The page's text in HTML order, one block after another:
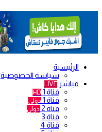
الرئيسية
سياسة الخصوصية
مباشر LIVE
قناة 1 HD
قناة 1 دولي
قناة 2 دولي
قناة 3
قناة 4